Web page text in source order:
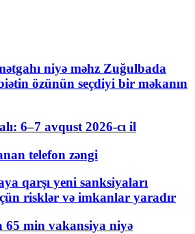
niyə məhz Zuğulbada
özünün seçdiyi bir məkanın
6–7 avqust 2026-cı il
telefon zəngi
qarşı yeni sanksiyaları
risklər və imkanlar yaradır
65 min vakansiya niyə